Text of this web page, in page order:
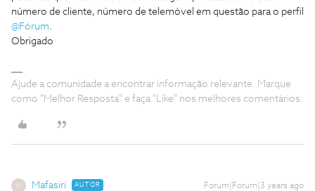
número de cliente, número de telemóvel em questão para o perfil
@Fórum.
Obrigado
Ajude a comunidade a encontrar informação relevante. Marque
como "Melhor Resposta" e faça "Like" nos melhores comentários.
M Mafasiri AUTOR Forum|Forum|3 years ago